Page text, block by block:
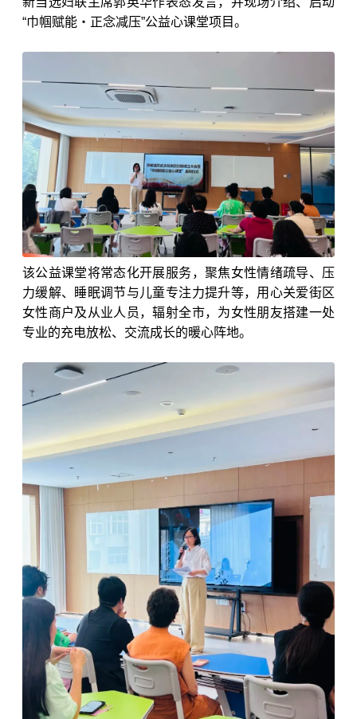
“巾帼赋能・正念减压”公益心课堂项目。
该公益课堂将常态化开展服务，聚焦女性情绪疏导、压
力缓解、睡眠调节与儿童专注力提升等，用心关爱街区
女性商户及从业人员，辐射全市，为女性朋友搭建一处
专业的充电放松、交流成长的暖心阵地。